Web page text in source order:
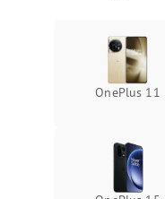
OnePlus 11